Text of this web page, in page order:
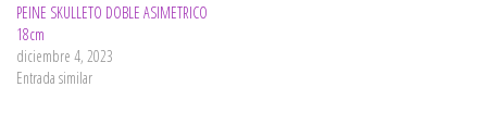
PEINE SKULLETO DOBLE ASIMETRICO
18cm
diciembre 4, 2023
Entrada similar